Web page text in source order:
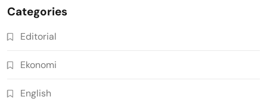
Categories
Editorial
Ekonomi
English